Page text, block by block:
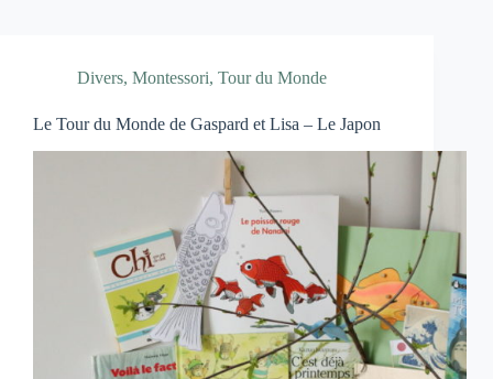
Divers, Montessori, Tour du Monde
Le Tour du Monde de Gaspard et Lisa – Le Japon